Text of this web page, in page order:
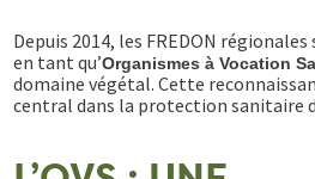
Depuis 2014, les FREDON
en tant qu’Organismes à Vocation
domaine végétal. Cette
central dans la protection sanitaire